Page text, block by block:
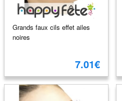
Grands faux cils effet ailes
noires
7.01€